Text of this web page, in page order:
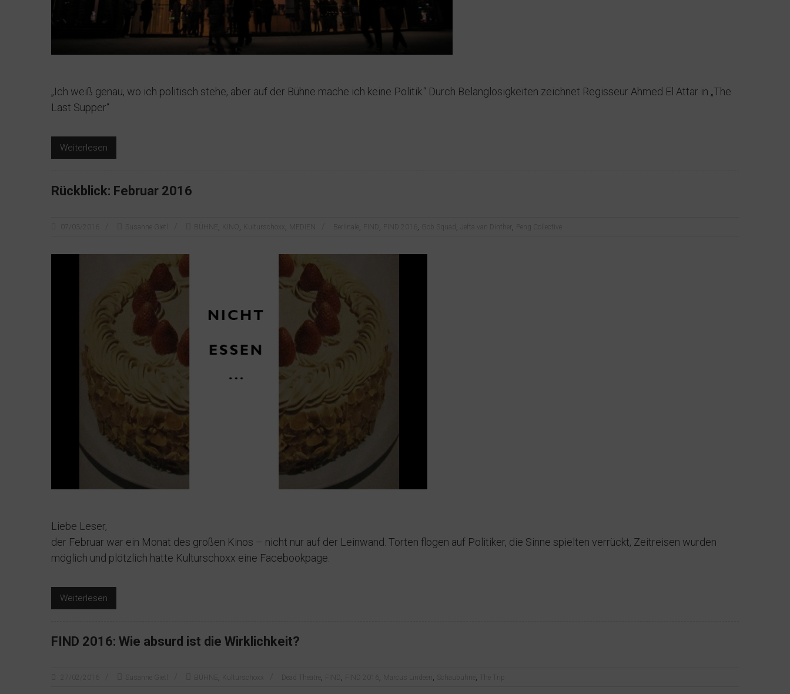
„Ich weiß genau, wo ich politisch stehe, aber auf der Bühne mache ich keine Politik.“ Durch Belanglosigkeiten zeichnet Regisseur Ahmed El Attar in „The
Last Supper“
Weiterlesen
Rückblick: Februar 2016
07/03/2016 Susanne Gietl BÜHNE , KINO , Kulturschoxx , MEDIEN Berlinale , FIND , FIND 2016 , Gob Squad , Jefta van Dinther , Peng Collective
Liebe Leser,
der Februar war ein Monat des großen Kinos – nicht nur auf der Leinwand. Torten flogen auf Politiker, die Sinne spielten verrückt, Zeitreisen wurden
möglich und plötzlich hatte Kulturschoxx eine Facebookpage.
Weiterlesen
FIND 2016: Wie absurd ist die Wirklichkeit?
27/02/2016 Susanne Gietl BÜHNE , Kulturschoxx Dead Theatre , FIND , FIND 2016 , Marcus Lindeen , Schaubühne , The Trip